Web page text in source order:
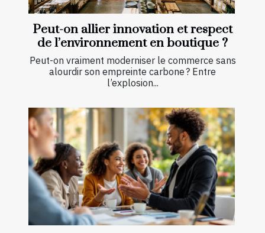
Peut-on allier innovation et respect
de l’environnement en boutique ?
Peut-on vraiment moderniser le commerce sans
alourdir son empreinte carbone ? Entre
l’explosion...